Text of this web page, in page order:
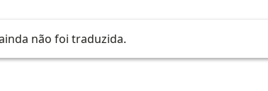
não foi traduzida.